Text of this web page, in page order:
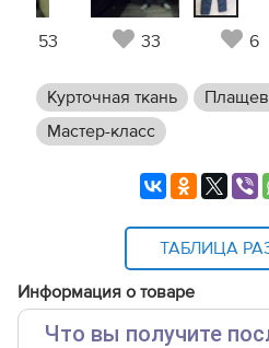
53 33 6
Курточная ткань
Мастер-класс
ТАБЛИЦА
Информация о товаре
Что вы получите